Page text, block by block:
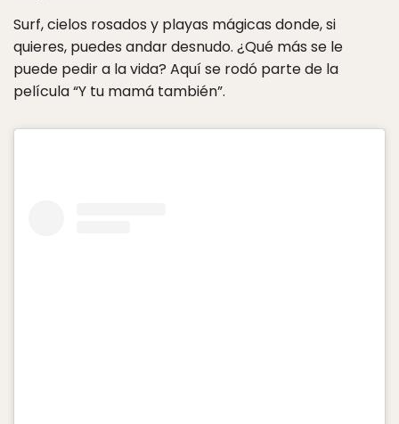
Surf, cielos rosados y playas mágicas donde, si
quieres, puedes andar desnudo. ¿Qué más se le
puede pedir a la vida? Aquí se rodó parte de la
película “Y tu mamá también”.